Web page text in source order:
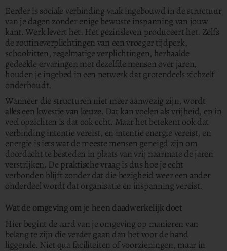
Eerder is sociale verbinding vaak ingebouwd in de structuur
van je dagen zonder enige bewuste inspanning van jouw
kant. Werk levert het. Het gezinsleven produceert het. Zelfs
de routineverplichtingen van een vroeger tijdperk,
schoolritten, regelmatige verplichtingen, herhaalde
gedeelde ervaringen met dezelfde mensen over jaren,
houden je ingebed in een netwerk dat grotendeels zichzelf
onderhoudt.
Wanneer die structuren niet meer aanwezig zijn, wordt
alles een kwestie van keuze. Dat kan voelen als vrijheid, en in
veel opzichten is dat ook echt. Maar het betekent ook dat
verbinding intentie vereist, en intentie energie vereist, en
energie is iets wat de meeste mensen geneigd zijn om
doordacht te besteden in plaats van vrij naarmate de jaren
verstrijken. De praktische vraag is dus hoe je echt
verbonden blijft zonder dat die bezigheid weer een ander
onderdeel wordt dat organisatie en inspanning vereist.
Wat de omgeving om je heen daadwerkelijk doet
Hier begint de aard van je omgeving op manieren van
belang te zijn die verder gaan dan het voor de hand
liggende. Niet qua faciliteiten of voorzieningen, maar in